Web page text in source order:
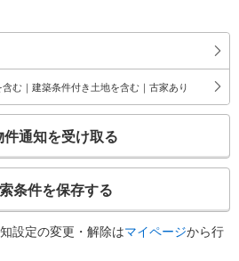
２Ｆ）⇔南口（１Ｆ）
む｜建築条件付き土地を含む｜古家あり
通知を受け取る
条件を保存する
設定の変更・解除はマイページから行